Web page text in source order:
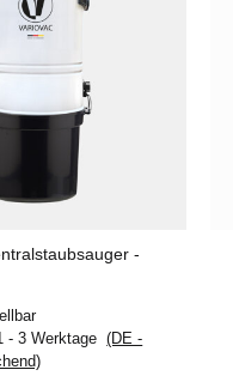
-
- 3 Werktage(DE -